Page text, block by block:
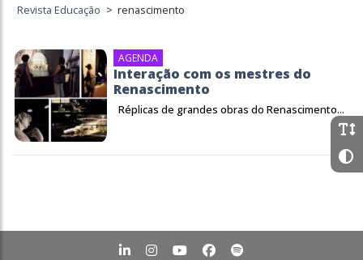
Revista Educação > renascimento
AGENDA
Interação com os mestres do
Renascimento
Réplicas de grandes obras do Renascimento...